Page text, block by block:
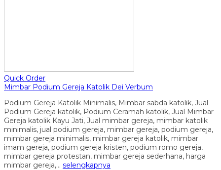
Quick Order
Mimbar Podium Gereja Katolik Dei Verbum
Podium Gereja Katolik Minimalis, Mimbar sabda katolik, Jual
Podium Gereja katolik, Podium Ceramah katolik, Jual Mimbar
Gereja katolik Kayu Jati, Jual mimbar gereja, mimbar katolik
minimalis, jual podium gereja, mimbar gereja, podium gereja,
mimbar gereja minimalis, mimbar gereja katolik, mimbar
imam gereja, podium gereja kristen, podium romo gereja,
mimbar gereja protestan, mimbar gereja sederhana, harga
mimbar gereja,… selengkapnya